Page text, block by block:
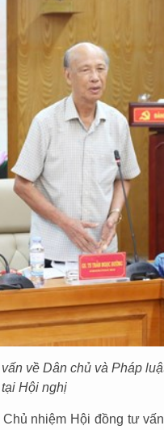
về Dân chủ và Pháp
Hội nghị
nhiệm Hội đồng tư